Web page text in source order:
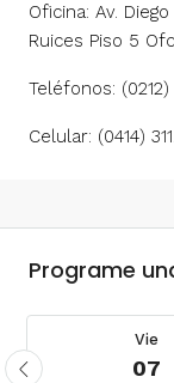
Oficina: Av.
Ruices Piso 5
Teléfonos: (0212)
Celular: (0414)
Programe
Vie
07